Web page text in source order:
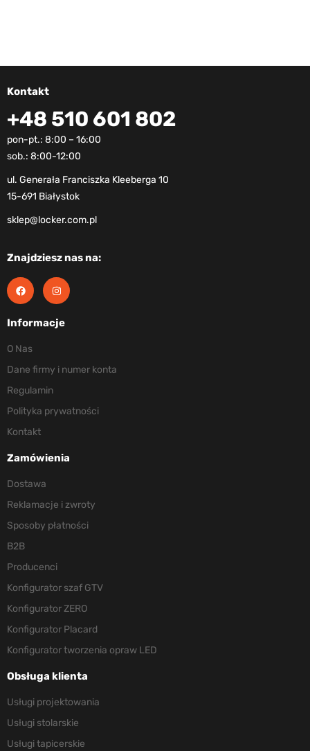
Kontakt
+48 510 601 802
pon-pt.: 8:00 – 16:00
sob.: 8:00-12:00
ul. Generała Franciszka Kleeberga 10
15-691 Białystok
sklep@locker.com.pl
Znajdziesz nas na:
Informacje
O Nas
Dane firmy i numer konta
Regulamin
Polityka prywatności
Kontakt
Zamówienia
Dostawa
Reklamacje i zwroty
Sposoby płatności
B2B
Producenci
Konfigurator szaf GTV
Konfigurator ZERO
Konfigurator Placard
Konfigurator tworzenia opraw LED
Obsługa klienta
Usługi projektowania
Usługi stolarskie
Usługi tapicerskie